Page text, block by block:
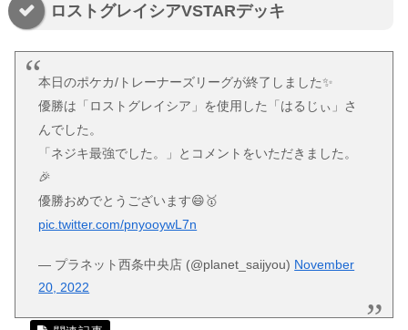
ロストグレイシアVSTARデッキ
本日のポケカ/トレーナーズリーグが終了しました✨
優勝は「ロストグレイシア」を使用した「はるじぃ」さ
んでした。
「ネジキ最強でした。」とコメントをいただきました。
🎉
優勝おめでとうございます😄🥇
pic.twitter.com/pnyooywL7n
— プラネット西条中央店 (@planet_saijyou) November
20, 2022